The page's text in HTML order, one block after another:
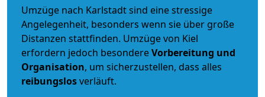
Umzüge nach Karlstadt sind eine stressige
Angelegenheit, besonders wenn sie über große
Distanzen stattfinden. Umzüge von Kiel
erfordern jedoch besondereVorbereitung und
Organisation, um sicherzustellen, dass alles
reibungslosverläuft.